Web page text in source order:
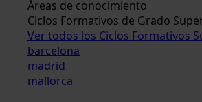
Áreas de conocimiento
Ciclos Formativos de Grado
Ver todos los Ciclos Formativos
barcelona
madrid
mallorca